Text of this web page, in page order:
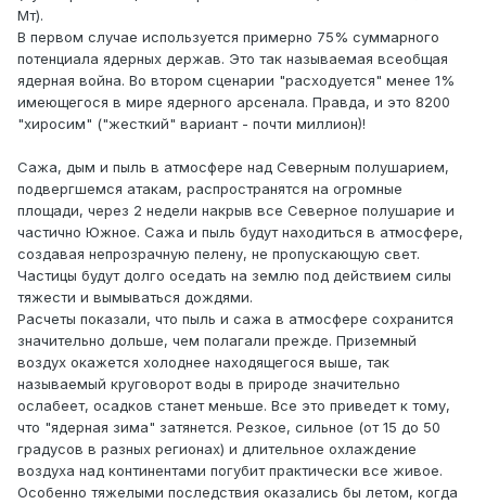
Мт).
В первом случае используется примерно 75% суммарного
потенциала ядерных держав. Это так называемая всеобщая
ядерная война. Во втором сценарии "расходуется" менее 1%
имеющегося в мире ядерного арсенала. Правда, и это 8200
"хиросим" ("жесткий" вариант - почти миллион)!
Сажа, дым и пыль в атмосфере над Северным полушарием,
подвергшемся атакам, распространятся на огромные
площади, через 2 недели накрыв все Северное полушарие и
частично Южное. Сажа и пыль будут находиться в атмосфере,
создавая непрозрачную пелену, не пропускающую свет.
Частицы будут долго оседать на землю под действием силы
тяжести и вымываться дождями.
Расчеты показали, что пыль и сажа в атмосфере сохранится
значительно дольше, чем полагали прежде. Приземный
воздух окажется холоднее находящегося выше, так
называемый круговорот воды в природе значительно
ослабеет, осадков станет меньше. Все это приведет к тому,
что "ядерная зима" затянется. Резкое, сильное (от 15 до 50
градусов в разных регионах) и длительное охлаждение
воздуха над континентами погубит практически все живое.
Особенно тяжелыми последствия оказались бы летом, когда